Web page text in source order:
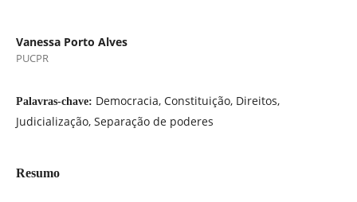
Vanessa Porto Alves
PUCPR
Palavras-chave: Democracia, Constituição, Direitos,
Judicialização, Separação de poderes
Resumo